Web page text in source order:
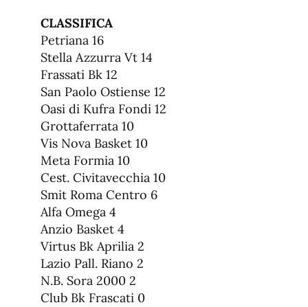
CLASSIFICA
Petriana 16
Stella Azzurra Vt 14
Frassati Bk 12
San Paolo Ostiense 12
Oasi di Kufra Fondi 12
Grottaferrata 10
Vis Nova Basket 10
Meta Formia 10
Cest. Civitavecchia 10
Smit Roma Centro 6
Alfa Omega 4
Anzio Basket 4
Virtus Bk Aprilia 2
Lazio Pall. Riano 2
N.B. Sora 2000 2
Club Bk Frascati 0